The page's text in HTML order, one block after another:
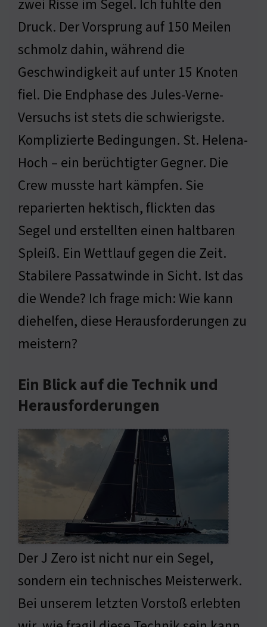
zwei Risse im Segel. Ich fühlte den
Druck. Der Vorsprung auf 150 Meilen
schmolz dahin, während die
Geschwindigkeit auf unter 15 Knoten
fiel. Die Endphase des Jules-Verne-
Versuchs ist stets die schwierigste.
Komplizierte Bedingungen. St. Helena-
Hoch – ein berüchtigter Gegner. Die
Crew musste hart kämpfen. Sie
reparierten hektisch, flickten das
Segel und erstellten einen haltbaren
Spleiß. Ein Wettlauf gegen die Zeit.
Stabilere Passatwinde in Sicht. Ist das
die Wende? Ich frage mich: Wie kann
diehelfen, diese Herausforderungen zu
meistern?
Ein Blick auf die Technik und
Herausforderungen
Der J Zero ist nicht nur ein Segel,
sondern ein technisches Meisterwerk.
Bei unserem letzten Vorstoß erlebten